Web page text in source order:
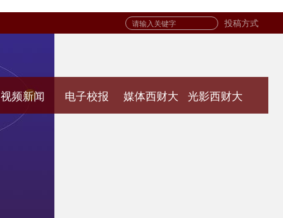
投稿方式
视频新闻 电子校报 媒体西财大 光影西财大